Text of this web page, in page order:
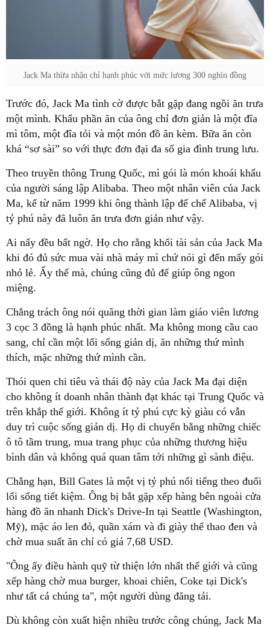
Jack Ma thừa nhận chỉ hạnh phúc với mức lương 300 nghìn đồng
Trước đó, Jack Ma tình cờ được bắt gặp đang ngồi ăn trưa
một mình. Khẩu phần ăn của ông chỉ đơn giản là một đĩa
mì tôm, một đĩa tỏi và một món đồ ăn kèm. Bữa ăn còn
khá “sơ sài” so với thực đơn đại đa số gia đình trung lưu.
Theo truyền thông Trung Quốc, mì gói là món khoái khẩu
của người sáng lập Alibaba. Theo một nhân viên của Jack
Ma, kể từ năm 1999 khi ông thành lập đế chế Alibaba, vị
tỷ phú này đã luôn ăn trưa đơn giản như vậy.
Ai nấy đều bất ngờ. Họ cho rằng khối tài sản của Jack Ma
khi đó đủ sức mua vài nhà máy mì chứ nói gì đến mấy gói
nhỏ lẻ. Ấy thế mà, chúng cũng đủ để giúp ông ngon
miệng.
Chẳng trách ông nói quãng thời gian làm giáo viên lương
3 cọc 3 đồng là hạnh phúc nhất. Ma không mong cầu cao
sang, chỉ cần một lối sống giản dị, ăn những thứ mình
thích, mặc những thứ mình cần.
Thói quen chi tiêu và thái độ này của Jack Ma đại diện
cho không ít doanh nhân thành đạt khác tại Trung Quốc và
trên khắp thế giới. Không ít tỷ phú cực kỳ giàu có vẫn
duy trì cuộc sống giản dị. Họ di chuyển bằng những chiếc
ô tô tầm trung, mua trang phục của những thương hiệu
bình dân và không quá quan tâm tới những gì sành điệu.
Chẳng hạn, Bill Gates là một vị tỷ phú nổi tiếng theo đuổi
lối sống tiết kiệm. Ông bị bắt gặp xếp hàng bên ngoài cửa
hàng đồ ăn nhanh Dick's Drive-In tại Seattle (Washington,
Mỹ), mặc áo len đỏ, quần xám và đi giày thể thao đen và
chờ mua suất ăn chỉ có giá 7,68 USD.
"Ông ấy điều hành quỹ từ thiện lớn nhất thế giới và cũng
xếp hàng chờ mua burger, khoai chiên, Coke tại Dick's
như tất cả chúng ta", một người dùng đăng tải.
Dù không còn xuất hiện nhiều trước công chúng, Jack Ma